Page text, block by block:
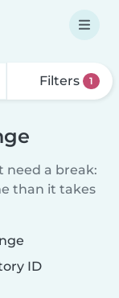
Filters 1
need a break:
than it takes
ID